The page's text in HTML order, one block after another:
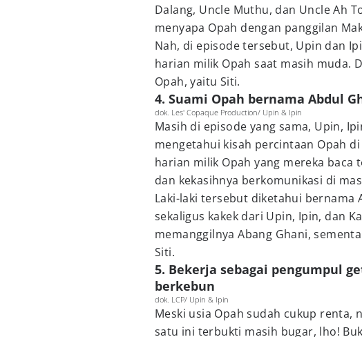
Dalang, Uncle Muthu, dan Uncle Ah
menyapa Opah dengan panggilan
Nah, di episode tersebut, Upin dan
harian milik Opah saat masih muda.
Opah, yaitu Siti.
4. Suami Opah bernama Abdul
dok. Les' Copaque Production/ Upin & Ipin
Masih di episode yang sama, Upin,
mengetahui kisah percintaan Opah
harian milik Opah yang mereka
dan kekasihnya berkomunikasi di
Laki-laki tersebut diketahui bernama
sekaligus kakek dari Upin, Ipin, dan
memanggilnya Abang Ghani,
Siti.
5. Bekerja sebagai pengumpul
berkebun
dok. LCP/ Upin & Ipin
Meski usia Opah sudah cukup renta,
satu ini terbukti masih bugar, lho!